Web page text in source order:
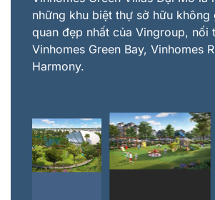
những khu biệt thự sở hữu không
quan đẹp nhất của Vingroup, nối
Vinhomes Green Bay, Vinhomes
Harmony.